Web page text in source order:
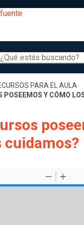
PARA EL AULA
POSEEMOS Y CÓMO
cuidamos?